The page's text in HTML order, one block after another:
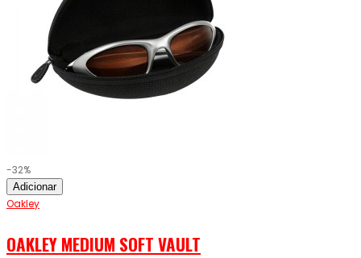
-32%
Adicionar
Oakley
OAKLEY MEDIUM SOFT VAULT